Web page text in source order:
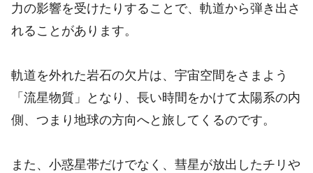
力の影響を受けたりすることで、軌道から弾き出さ
れることがあります。
軌道を外れた岩石の欠片は、宇宙空間をさまよう
「流星物質」となり、長い時間をかけて太陽系の内
側、つまり地球の方向へと旅してくるのです。
また、小惑星帯だけでなく、彗星が放出したチリや